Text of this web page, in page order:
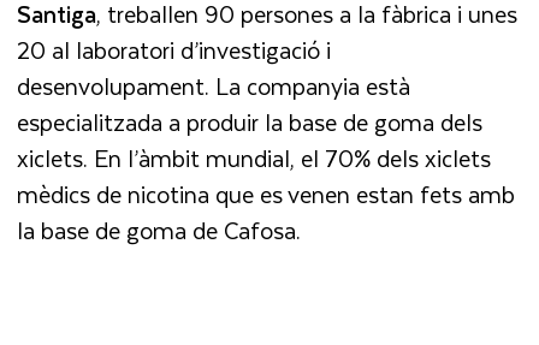
Santiga, treballen 90 persones a la fàbrica i unes
20 al laboratori d’investigació i
desenvolupament. La companyia està
especialitzada a produir la base de goma dels
xiclets. En l’àmbit mundial, el 70% dels xiclets
mèdics de nicotina que es venen estan fets amb
la base de goma de Cafosa.